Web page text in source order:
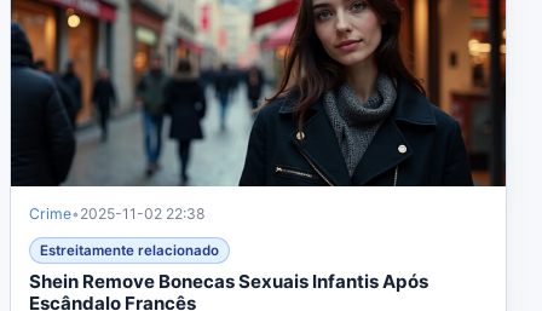
Crime• 2025-11-02 22:38
Estreitamente relacionado
Shein Remove Bonecas Sexuais Infantis Após
Escândalo Francês